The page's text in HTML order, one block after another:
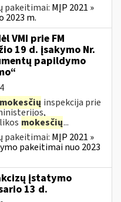
pakeitimai: MĮP 2021 »
2023 m.
VMI prie FM
19 d. įsakymo Nr.
papildymo
mokesčių inspekcija prie
mokesčių...
pakeitimai: MĮP 2021 »
pakeitimai nuo 2023
įstatymo
13 d.